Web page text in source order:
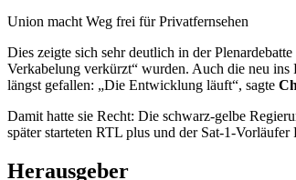
Union macht Weg frei für Privatfernsehen
Dies zeigte sich sehr deutlich in der
Verkabelung verkürzt“ wurden. Auch die neu ins
längst gefallen: „Die Entwicklung läuft“, sagte
Damit hatte sie Recht: Die schwarz-gelbe
später starteten RTL plus und der Sat-1-
Herausgeber